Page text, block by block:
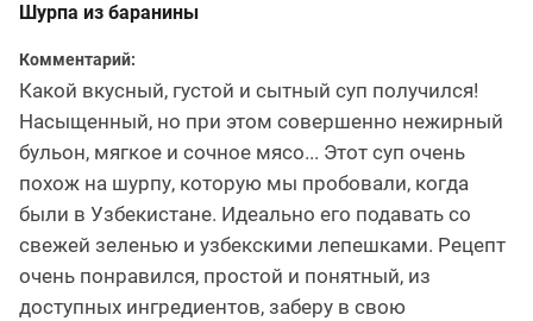
Шурпа из баранины
Комментарий:
Какой вкусный, густой и сытный суп получился!
Насыщенный, но при этом совершенно нежирный
бульон, мягкое и сочное мясо... Этот суп очень
похож на шурпу, которую мы пробовали, когда
были в Узбекистане. Идеально его подавать со
свежей зеленью и узбекскими лепешками. Рецепт
очень понравился, простой и понятный, из
доступных ингредиентов, заберу в свою